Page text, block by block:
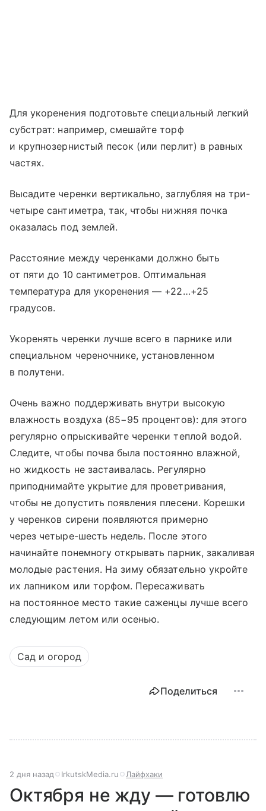
Для укоренения подготовьте специальный легкий
субстрат: например, смешайте торф
и крупнозернистый песок (или перлит) в равных
частях.
Высадите черенки вертикально, заглубляя на три-
четыре сантиметра, так, чтобы нижняя почка
оказалась под землей.
Расстояние между черенками должно быть
от пяти до 10 сантиметров. Оптимальная
температура для укоренения — +22…+25
градусов.
Укоренять черенки лучше всего в парнике или
специальном череночнике, установленном
в полутени.
Очень важно поддерживать внутри высокую
влажность воздуха (85−95 процентов): для этого
регулярно опрыскивайте черенки теплой водой.
Следите, чтобы почва была постоянно влажной,
но жидкость не застаивалась. Регулярно
приподнимайте укрытие для проветривания,
чтобы не допустить появления плесени. Корешки
у черенков сирени появляются примерно
через четыре-шесть недель. После этого
начинайте понемногу открывать парник, закаливая
молодые растения. На зиму обязательно укройте
их лапником или торфом. Пересаживать
на постоянное место такие саженцы лучше всего
следующим летом или осенью.
Сад и огород
Поделиться
2 дня назад IrkutskMedia.ru Лайфхаки
Октября не жду — готовлю